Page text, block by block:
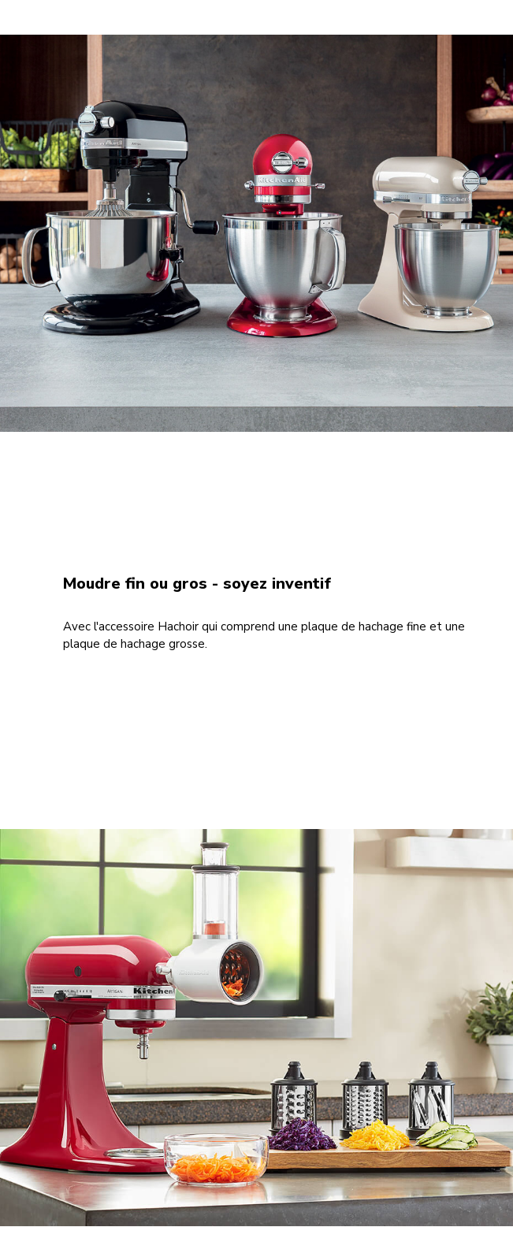
Moudre fin ou gros - soyez inventif
Avec l'accessoire Hachoir qui comprend une plaque de hachage fine et une
plaque de hachage grosse.